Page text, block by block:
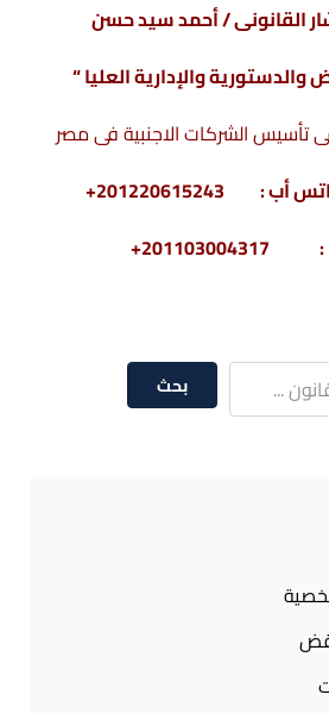
القانونى / أحمد سيد حسن
والإدارية العليا “
الشركات الاجنبية فى مصر
بحث